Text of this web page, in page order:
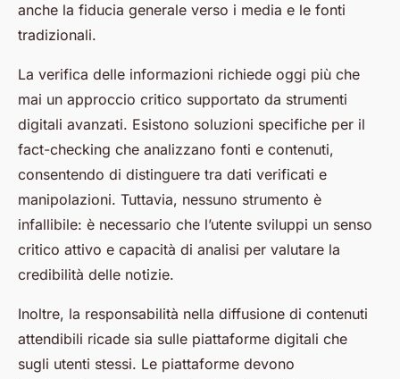
anche la fiducia generale verso i media e le fonti
tradizionali.
La verifica delle informazioni richiede oggi più che
mai un approccio critico supportato da strumenti
digitali avanzati. Esistono soluzioni specifiche per il
fact-checking che analizzano fonti e contenuti,
consentendo di distinguere tra dati verificati e
manipolazioni. Tuttavia, nessuno strumento è
infallibile: è necessario che l’utente sviluppi un senso
critico attivo e capacità di analisi per valutare la
credibilità delle notizie.
Inoltre, la responsabilità nella diffusione di contenuti
attendibili ricade sia sulle piattaforme digitali che
sugli utenti stessi. Le piattaforme devono